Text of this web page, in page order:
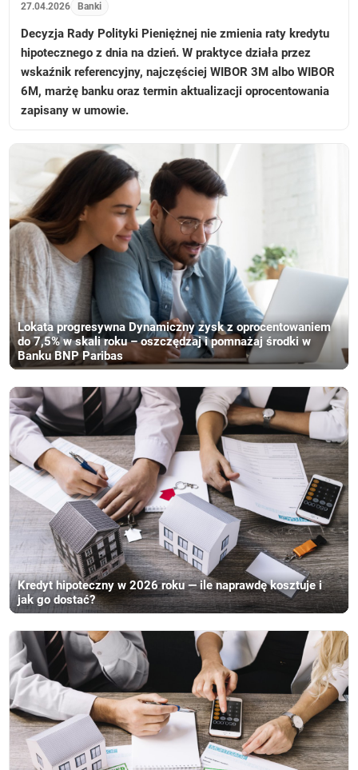
27.04.2026 Banki
Decyzja Rady Polityki Pieniężnej nie zmienia raty kredytu
hipotecznego z dnia na dzień. W praktyce działa przez
wskaźnik referencyjny, najczęściej WIBOR 3M albo WIBOR
6M, marżę banku oraz termin aktualizacji oprocentowania
zapisany w umowie.
Lokata progresywna Dynamiczny zysk z oprocentowaniem
do 7,5% w skali roku – oszczędzaj i pomnażaj środki w
Banku BNP Paribas
Kredyt hipoteczny w 2026 roku — ile naprawdę kosztuje i
jak go dostać?